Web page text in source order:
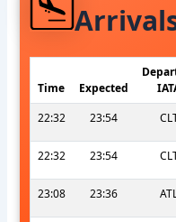
Time Expected
22:32
23:54
22:32 23:54
23:08 23:36